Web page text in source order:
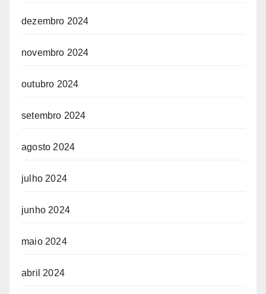
dezembro 2024
novembro 2024
outubro 2024
setembro 2024
agosto 2024
julho 2024
junho 2024
maio 2024
abril 2024